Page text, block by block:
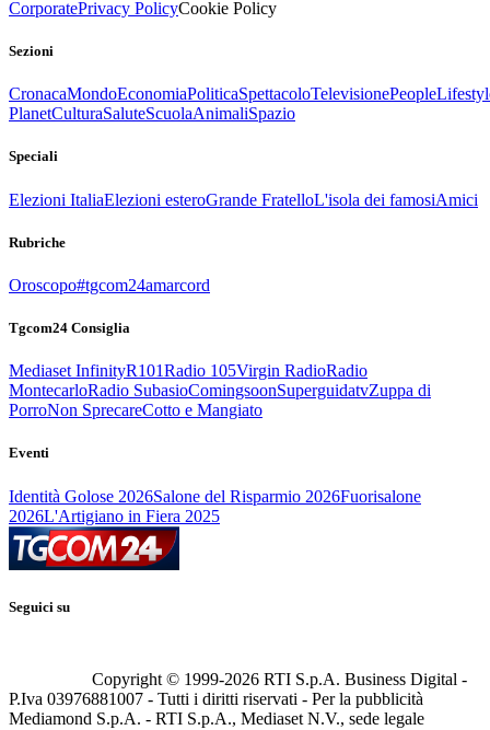
CorporatePrivacy PolicyCookie Policy
Sezioni
CronacaMondoEconomiaPoliticaSpettacoloTelevisionePeople
PlanetCulturaSaluteScuolaAnimaliSpazio
Speciali
Elezioni ItaliaElezioni esteroGrande FratelloL'isola dei famosiAmici
Rubriche
Oroscopo#tgcom24amarcord
Tgcom24 Consiglia
Mediaset InfinityR101Radio 105Virgin RadioRadio
MontecarloRadio SubasioComingsoonSuperguidatvZuppa di
PorroNon SprecareCotto e Mangiato
Eventi
Identità Golose 2026Salone del Risparmio 2026Fuorisalone
2026L'Artigiano in Fiera 2025
Seguici su
Copyright © 1999-2026 RTI S.p.A. Business Digital -
P.Iva 03976881007 - Tutti i diritti riservati - Per la pubblicità
Mediamond S.p.A. - RTI S.p.A., Mediaset N.V., sede legale